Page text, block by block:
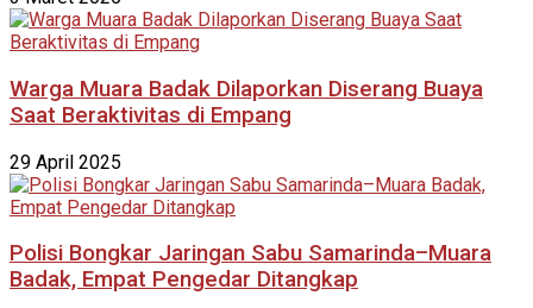
Warga Muara Badak Dilaporkan Diserang Buaya
Saat Beraktivitas di Empang
29 April 2025
Polisi Bongkar Jaringan Sabu Samarinda–Muara
Badak, Empat Pengedar Ditangkap